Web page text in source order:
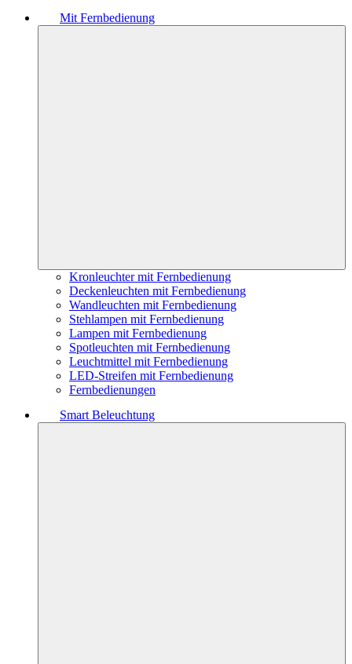
Mit Fernbedienung
Kronleuchter mit Fernbedienung
Deckenleuchten mit Fernbedienung
Wandleuchten mit Fernbedienung
Stehlampen mit Fernbedienung
Lampen mit Fernbedienung
Spotleuchten mit Fernbedienung
Leuchtmittel mit Fernbedienung
LED-Streifen mit Fernbedienung
Fernbedienungen
Smart Beleuchtung